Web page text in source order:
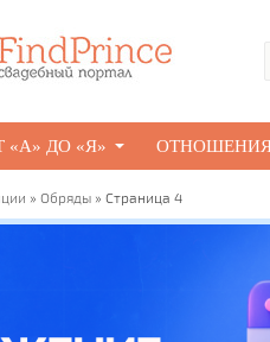
«А» ДО «Я»
» Обряды » Страница 4